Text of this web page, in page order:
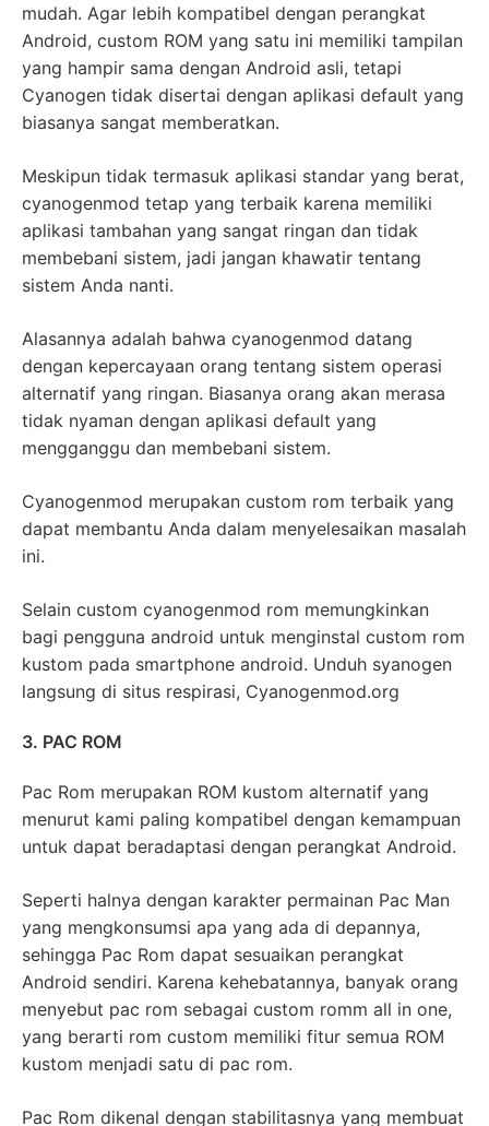
mudah. Agar lebih kompatibel dengan perangkat
Android, custom ROM yang satu ini memiliki tampilan
yang hampir sama dengan Android asli, tetapi
Cyanogen tidak disertai dengan aplikasi default yang
biasanya sangat memberatkan.
Meskipun tidak termasuk aplikasi standar yang berat,
cyanogenmod tetap yang terbaik karena memiliki
aplikasi tambahan yang sangat ringan dan tidak
membebani sistem, jadi jangan khawatir tentang
sistem Anda nanti.
Alasannya adalah bahwa cyanogenmod datang
dengan kepercayaan orang tentang sistem operasi
alternatif yang ringan. Biasanya orang akan merasa
tidak nyaman dengan aplikasi default yang
mengganggu dan membebani sistem.
Cyanogenmod merupakan custom rom terbaik yang
dapat membantu Anda dalam menyelesaikan masalah
ini.
Selain custom cyanogenmod rom memungkinkan
bagi pengguna android untuk menginstal custom rom
kustom pada smartphone android. Unduh syanogen
langsung di situs respirasi, Cyanogenmod.org
3. PAC ROM
Pac Rom merupakan ROM kustom alternatif yang
menurut kami paling kompatibel dengan kemampuan
untuk dapat beradaptasi dengan perangkat Android.
Seperti halnya dengan karakter permainan Pac Man
yang mengkonsumsi apa yang ada di depannya,
sehingga Pac Rom dapat sesuaikan perangkat
Android sendiri. Karena kehebatannya, banyak orang
menyebut pac rom sebagai custom romm all in one,
yang berarti rom custom memiliki fitur semua ROM
kustom menjadi satu di pac rom.
Pac Rom dikenal dengan stabilitasnya yang membuat